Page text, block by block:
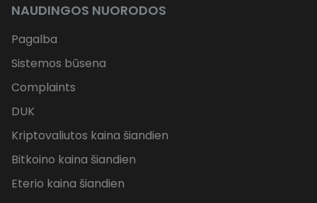
NAUDINGOS NUORODOS
Pagalba
Sistemos būsena
Complaints
DUK
Kriptovaliutos kaina šiandien
Bitkoino kaina šiandien
Eterio kaina šiandien